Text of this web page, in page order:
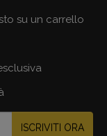
su un carrello
ISCRIVITI ORA